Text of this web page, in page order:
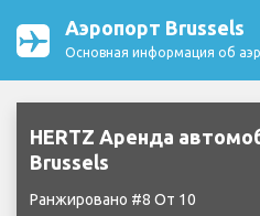
Аэропорт Brussels
Основная информация об
HERTZ Аренда
Brussels
Ранжировано #8 От 10